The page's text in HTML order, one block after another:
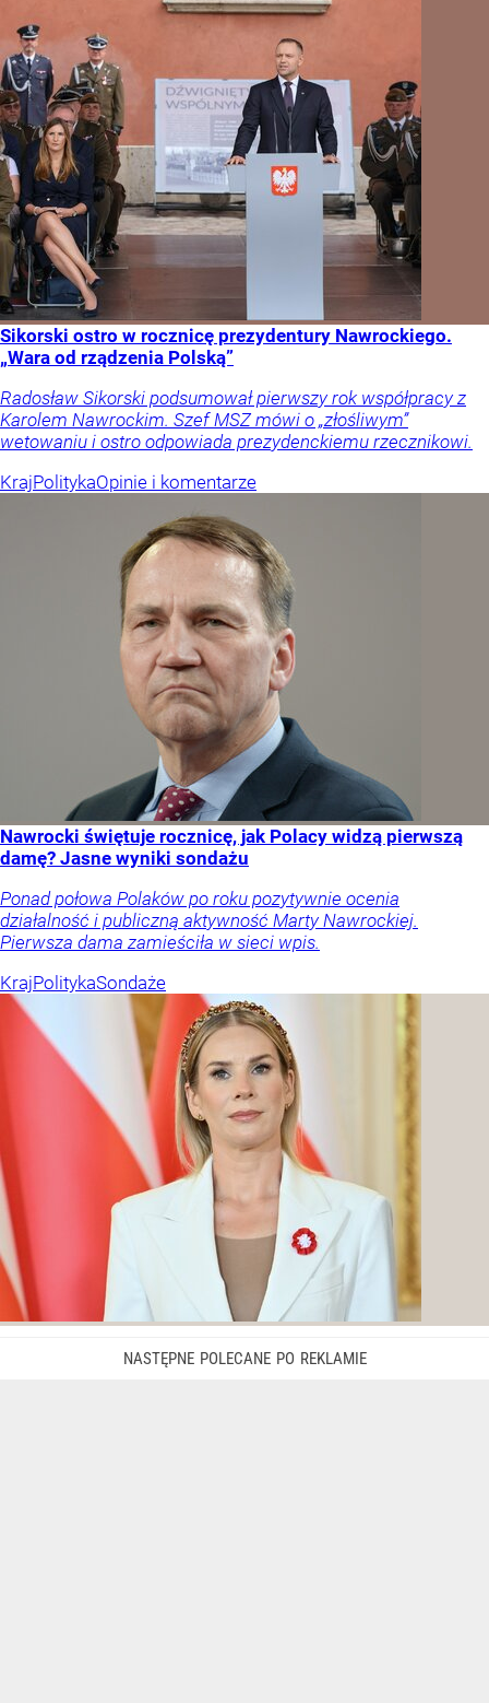
Sikorski ostro w rocznicę prezydentury Nawrockiego.
„Wara od rządzenia Polską”
Radosław Sikorski podsumował pierwszy rok współpracy z
Karolem Nawrockim. Szef MSZ mówi o „złośliwym”
wetowaniu i ostro odpowiada prezydenckiemu rzecznikowi.
KrajPolitykaOpinie i komentarze
Nawrocki świętuje rocznicę, jak Polacy widzą pierwszą
damę? Jasne wyniki sondażu
Ponad połowa Polaków po roku pozytywnie ocenia
działalność i publiczną aktywność Marty Nawrockiej.
Pierwsza dama zamieściła w sieci wpis.
KrajPolitykaSondaże